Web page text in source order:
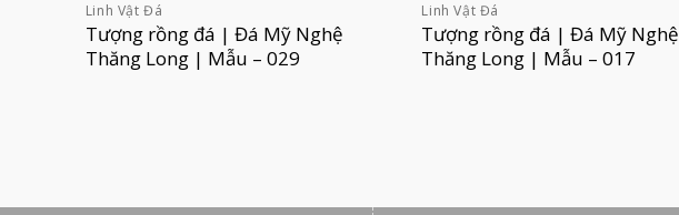
Linh Vật Đá
Tượng rồng đá | Đá Mỹ Nghệ
Thăng Long | Mẫu – 029
Linh Vật Đá
Tượng rồng đá | Đá Mỹ Nghệ
Thăng Long | Mẫu – 017